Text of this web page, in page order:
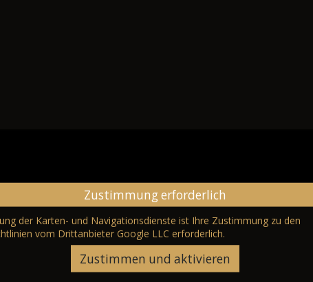
Zustimmung erforderlich
der Karten- und Navigationsdienste ist Ihre Zustimmung zu den
vom Drittanbieter Google LLC erforderlich.
Zustimmen und aktivieren